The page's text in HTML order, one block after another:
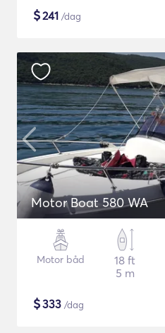
$241 /dag
Motor Boat 580 WA
Motor båd
18 ft
5 m
$333 /dag